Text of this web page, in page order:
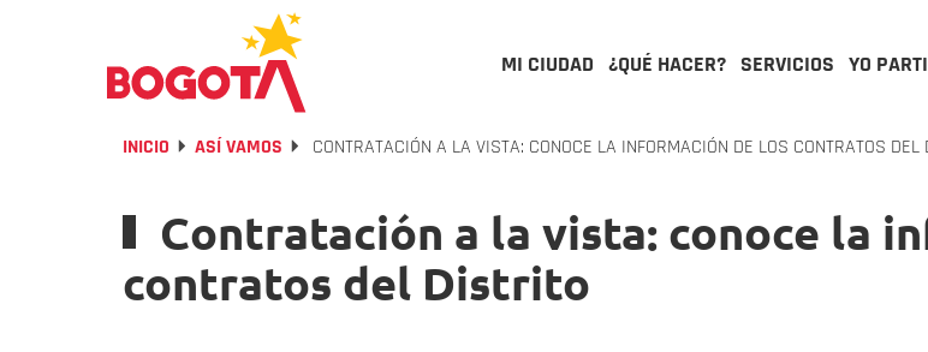
MI CIUDAD ¿QUÉ HACER? SERVICIOS YO
INICIO ASÍ VAMOS CONTRATACIÓN A LA VISTA: CONOCE LA INFORMACIÓN DE LOS CONTRATOS DEL
Contratación a la vista: conoce la
contratos del Distrito